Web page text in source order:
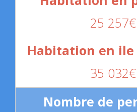
25 257€
35 032€